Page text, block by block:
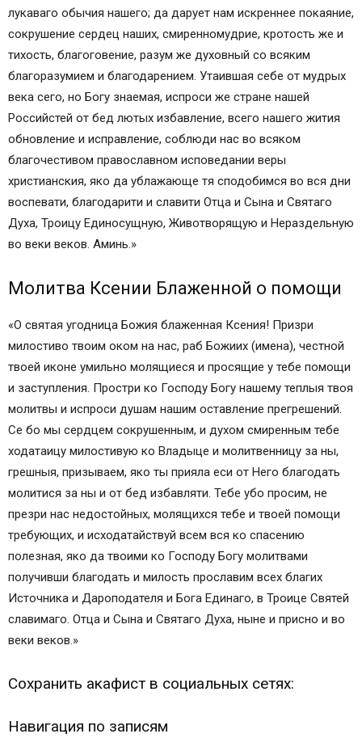
лукаваго обычия нашего; да дарует нам искреннее покаяние,
сокрушение сердец наших, смиренномудрие, кротость же и
тихость, благоговение, разум же духовный со всяким
благоразумием и благодарением. Утаившая себе от мудрых
века сего, но Богу знаемая, испроси же стране нашей
Российстей от бед лютых избавление, всего нашего жития
обновление и исправление, соблюди нас во всяком
благочестивом православном исповедании веры
христианския, яко да ублажающе тя сподобимся во вся дни
воспевати, благодарити и славити Отца и Сына и Святаго
Духа, Троицу Единосущную, Животворящую и Нераздельную
во веки веков. Аминь.»
Молитва Ксении Блаженной о помощи
«О святая угодница Божия блаженная Ксения! Призри
милостиво твоим оком на нас, раб Божиих (имена), честной
твоей иконе умильно молящиеся и просящие у тебе помощи
и заступления. Простри ко Господу Богу нашему теплыя твоя
молитвы и испроси душам нашим оставление прегрешений.
Се бо мы сердцем сокрушенным, и духом смиренным тебе
ходатаицу милостивую ко Владыце и молитвенницу за ны,
грешныя, призываем, яко ты прияла еси от Него благодать
молитися за ны и от бед избавляти. Тебе убо просим, не
презри нас недостойных, молящихся тебе и твоей помощи
требующих, и исходатайствуй всем вся ко спасению
полезная, яко да твоими ко Господу Богу молитвами
получивши благодать и милость прославим всех благих
Источника и Дароподателя и Бога Единаго, в Троице Святей
славимаго. Отца и Сына и Святаго Духа, ныне и присно и во
веки веков.»
Сохранить акафист в социальных сетях:
Навигация по записям